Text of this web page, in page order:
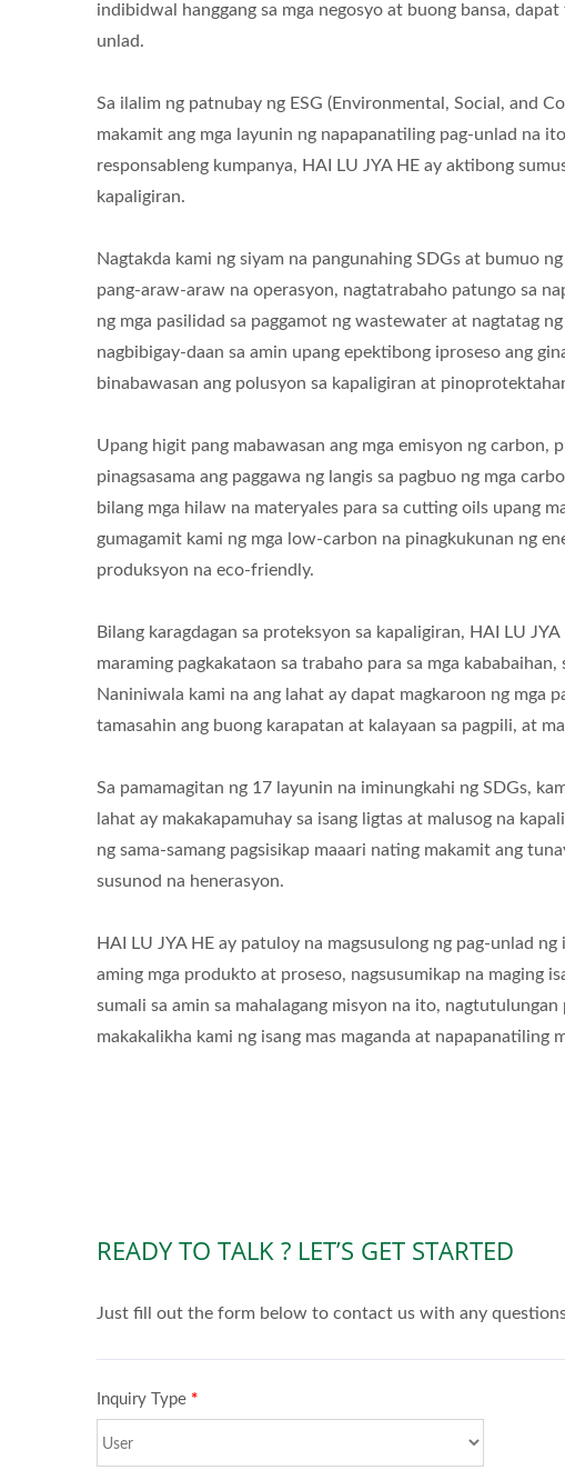
indibidwal hanggang sa mga negosyo at buong bansa,
unlad.
Sa ilalim ng patnubay ng ESG (Environmental, Social, and
makamit ang mga layunin ng napapanatiling pag-unlad na
responsableng kumpanya, HAI LU JYA HE ay aktibong
kapaligiran.
Nagtakda kami ng siyam na pangunahing SDGs at bumuo
pang-araw-araw na operasyon, nagtatrabaho patungo sa
ng mga pasilidad sa paggamot ng wastewater at nagtatag
nagbibigay-daan sa amin upang epektibong iproseso ang
binabawasan ang polusyon sa kapaligiran at
Upang higit pang mabawasan ang mga emisyon ng carbon,
pinagsasama ang paggawa ng langis sa pagbuo ng mga
bilang mga hilaw na materyales para sa cutting oils upang
gumagamit kami ng mga low-carbon na pinagkukunan ng
produksyon na eco-friendly.
Bilang karagdagan sa proteksyon sa kapaligiran, HAI LU
maraming pagkakataon sa trabaho para sa mga
Naniniwala kami na ang lahat ay dapat magkaroon ng mga
tamasahin ang buong karapatan at kalayaan sa pagpili, at
Sa pamamagitan ng 17 layunin na iminungkahi ng SDGs,
lahat ay makakapamuhay sa isang ligtas at malusog na
ng sama-samang pagsisikap maaari nating makamit ang
susunod na henerasyon.
HAI LU JYA HE ay patuloy na magsusulong ng pag-unlad
aming mga produkto at proseso, nagsusumikap na maging
sumali sa amin sa mahalagang misyon na ito,
makakalikha kami ng isang mas maganda at napapanatiling